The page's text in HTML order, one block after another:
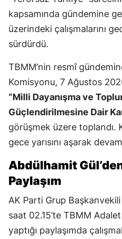
kapsamında gündemine
üzerindeki çalışmalarını
sürdürdü.
TBMM’nin resmî
Komisyonu, 7 Ağustos
“Milli Dayanışma ve
Güçlendirilmesine Dair
görüşmek üzere toplandı.
gece yarısını aşarak
Abdülhamit
Paylaşım
AK Parti Grup
saat 02.15’te TBMM
yaptığı paylaşımda